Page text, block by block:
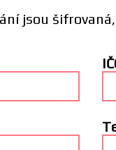
jsou